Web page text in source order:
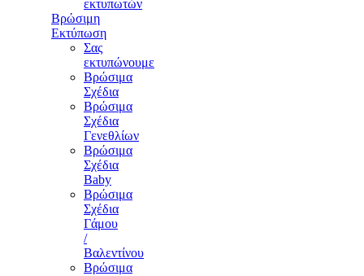
εκτυπωτών
Βρώσιμη
Εκτύπωση
Σας
εκτυπώνουμε
Βρώσιμα
Σχέδια
Βρώσιμα
Σχέδια
Γενεθλίων
Βρώσιμα
Σχέδια
Baby
Βρώσιμα
Σχέδια
Γάμου
/
Βαλεντίνου
Βρώσιμα